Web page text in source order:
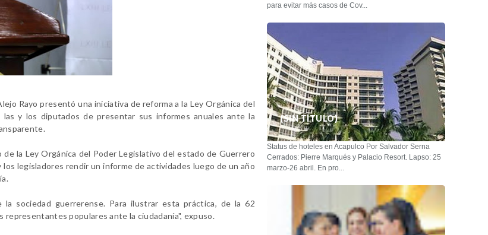
Rayo presentó una iniciativa de reforma a la Ley Orgánica del
y los diputados de presentar sus informes anuales ante la
la Ley Orgánica del Poder Legislativo del estado de Guerrero
legisladores rendir un informe de actividades luego de un año
sociedad guerrerense. Para ilustrar esta práctica, de la 62
populares ante la ciudadanía", expuso.
para evitar más casos de Cov...
(SIN TÍTULO)
Status de hoteles en Acapulco Por Salvador Serna
Cerrados: Pierre Marqués y Palacio Resort. Lapso: 25
marzo-26 abril. En pro...